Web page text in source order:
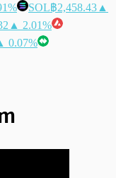
SOL฿2,458.43 ▲
▲ 2.01%
0.07%